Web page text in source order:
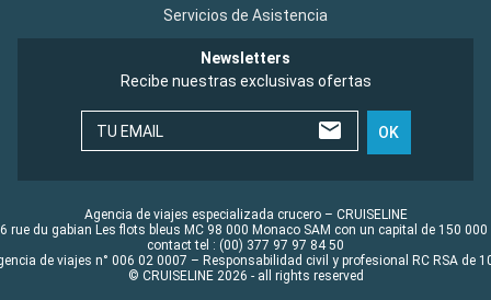
Servicios de Asistencia
Newsletters
Recibe nuestras exclusivas ofertas
TU EMAIL OK
Agencia de viajes especializada crucero – CRUISELINE
rue du gabian Les flots bleus MC 98 000 Monaco SAM con un capital de 150 000
contact tel : (00) 377 97 97 84 50
de viajes n° 006 02 0007 – Responsabilidad civil y profesional RC RSA de
© CRUISELINE 2026 - all rights reserved